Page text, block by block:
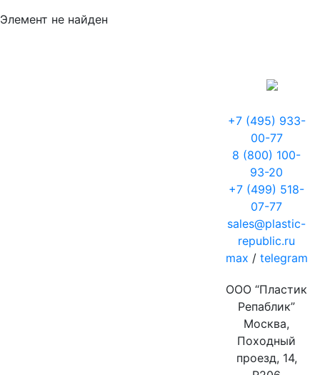
Элемент не найден
+7 (495) 933-
00-77
8 (800) 100-
93-20
+7 (499) 518-
07-77
sales@plastic-
republic.ru
max / telegram
ООО “Пластик
Репаблик”
Москва,
Походный
проезд, 14,